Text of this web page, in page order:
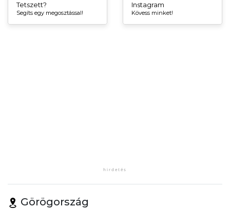
Tetszett?
Segíts egy megosztással!
Instagram
Kövess minket!
Görögország